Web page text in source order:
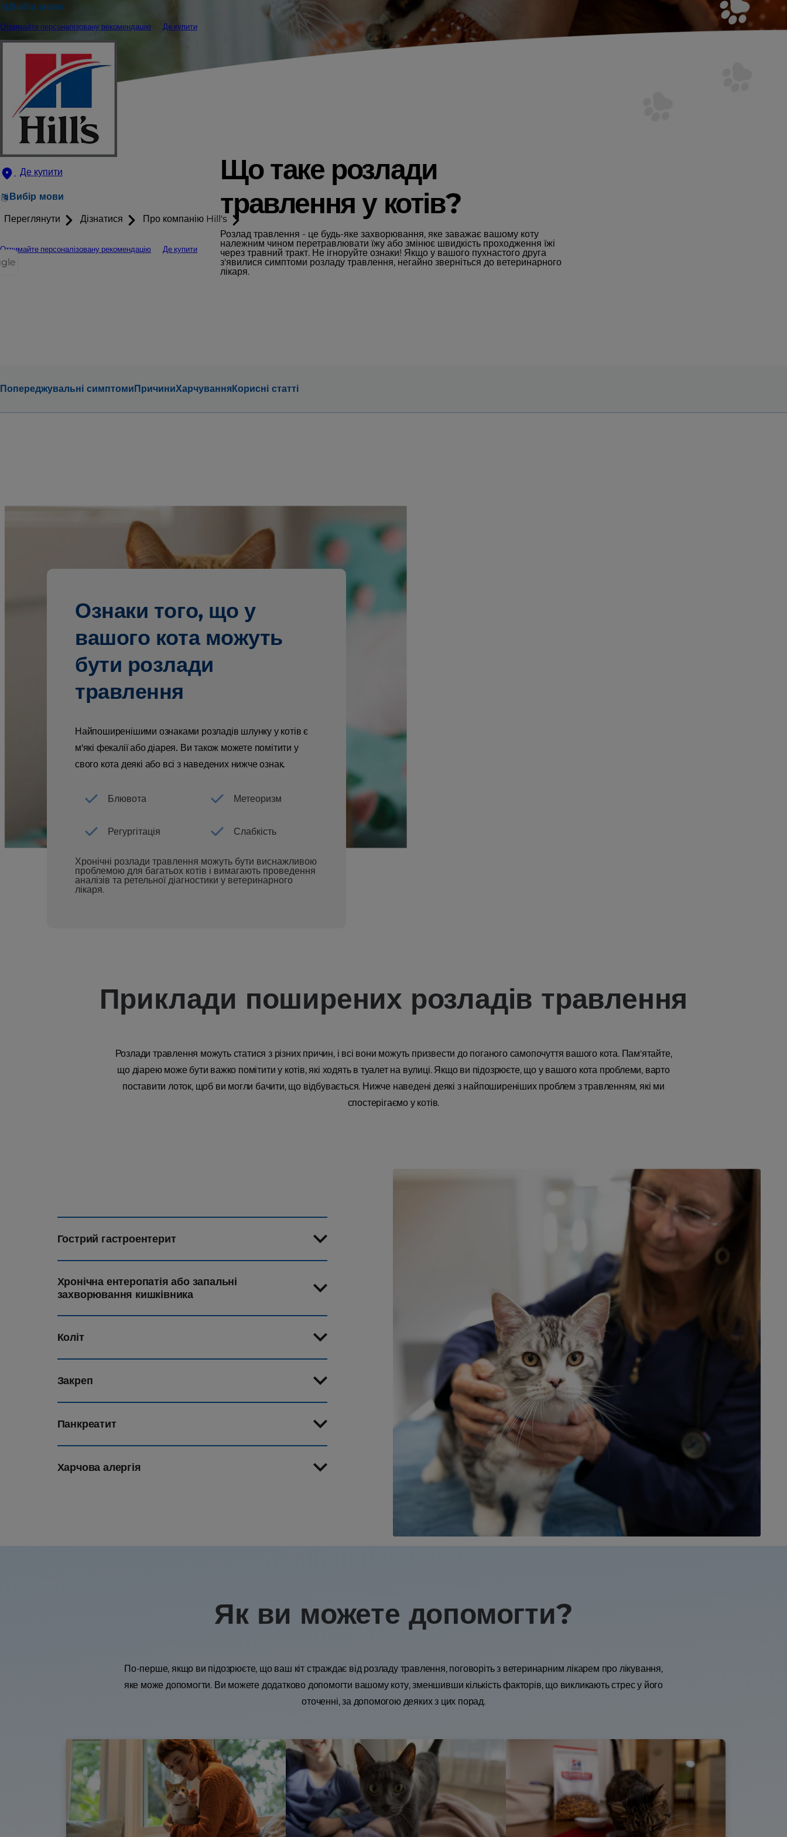
Вибір мови
Отримайте персоналізовану рекомендацію Де купити
Де купити
Вибір мови
Переглянути Дізнатися Про компанію Hill's
Отримайте персоналізовану рекомендацію Де купити
Що таке розлади
травлення у котів?
Розлад травлення - це будь-яке захворювання, яке заважає вашому коту
належним чином перетравлювати їжу або змінює швидкість проходження їжі
через травний тракт. Не ігноруйте ознаки! Якщо у вашого пухнастого друга
з'явилися симптоми розладу травлення, негайно зверніться до ветеринарного
лікаря.
Попереджувальні симптомиПричиниХарчуванняКорисні статті
Ознаки того, що у
вашого кота можуть
бути розлади
травлення
Найпоширенішими ознаками розладів шлунку у котів є
м'які фекалії або діарея. Ви також можете помітити у
свого кота деякі або всі з наведених нижче ознак.
Блювота Метеоризм
Регургітація Слабкість
Хронічні розлади травлення можуть бути виснажливою
проблемою для багатьох котів і вимагають проведення
аналізів та ретельної діагностики у ветеринарного
лікаря.
Приклади поширених розладів травлення
Розлади травлення можуть статися з різних причин, і всі вони можуть призвести до поганого самопочуття вашого кота. Пам'ятайте,
що діарею може бути важко помітити у котів, які ходять в туалет на вулиці. Якщо ви підозрюєте, що у вашого кота проблеми, варто
поставити лоток, щоб ви могли бачити, що відбувається. Нижче наведені деякі з найпоширеніших проблем з травленням, які ми
спостерігаємо у котів.
Гострий гастроентерит
Хронічна ентеропатія або запальні
захворювання кишківника
Коліт
Закреп
Панкреатит
Харчова алергія
Як ви можете допомогти?
По-перше, якщо ви підозрюєте, що ваш кіт страждає від розладу травлення, поговоріть з ветеринарним лікарем про лікування,
яке може допомогти. Ви можете додатково допомогти вашому коту, зменшивши кількість факторів, що викликають стрес у його
оточенні, за допомогою деяких з цих порад.